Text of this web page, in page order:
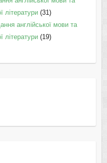
літератури(31)
англійської мови та
літератури(19)